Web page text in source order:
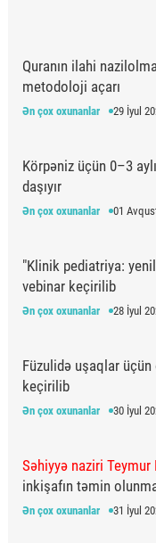
Quranın ilahi
metodoloji açarı
Ən çox oxunanlar 29 İyul
Körpəniz üçün 0–3
daşıyır
Ən çox oxunanlar 01
"Klinik pediatriya:
vebinar keçirilib
Ən çox oxunanlar 28 İyul
Füzulidə uşaqlar
keçirilib
Ən çox oxunanlar 30 İyul
Səhiyyə naziri Teymur
inkişafın təmin
Ən çox oxunanlar 31 İyul